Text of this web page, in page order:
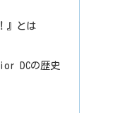
』とは
DCの歴史